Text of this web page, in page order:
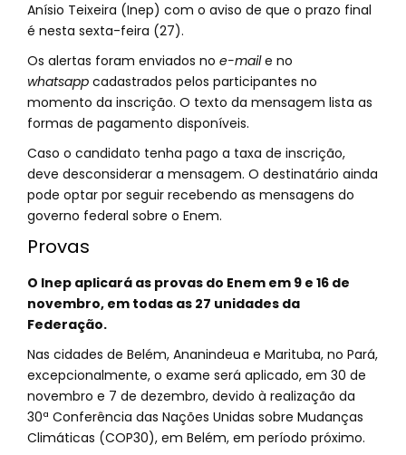
Anísio Teixeira (Inep) com o aviso de que o prazo final
é nesta sexta-feira (27).
Os alertas foram enviados no e-maile no
whatsapp cadastrados pelos participantes no
momento da inscrição. O texto da mensagem lista as
formas de pagamento disponíveis.
Caso o candidato tenha pago a taxa de inscrição,
deve desconsiderar a mensagem. O destinatário ainda
pode optar por seguir recebendo as mensagens do
governo federal sobre o Enem.
Provas
O Inep aplicará as provas do Enem em 9 e 16 de
novembro, em todas as 27 unidades da
Federação.
Nas cidades de Belém, Ananindeua e Marituba, no Pará,
excepcionalmente, o exame será aplicado, em 30 de
novembro e 7 de dezembro, devido à realização da
30ª Conferência das Nações Unidas sobre Mudanças
Climáticas (COP30), em Belém, em período próximo.